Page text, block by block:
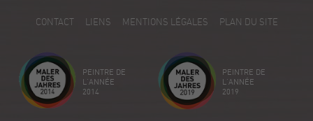
5
Créez votre propre sceau maintenant
18/12/2025
Voir le profil
CONTACT LIENS MENTIONS LÉGALES PLAN DU SITE
PEINTRE DE
L'ANNÉE
2014
PEINTRE DE
L'ANNÉE
2019